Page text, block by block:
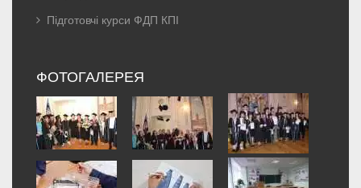
Підготовчі курси ФДП КПІ
ФОТОГАЛЕРЕЯ